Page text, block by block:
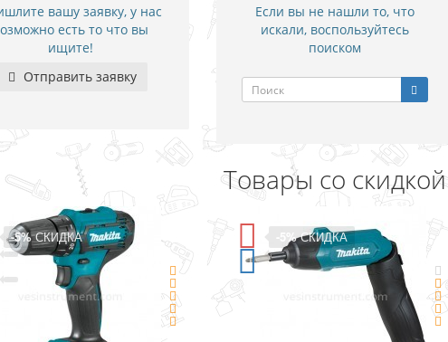
вашу заявку, у нас
есть то что вы
ищите!
Отправить заявку
Если вы не нашли то, что
искали, воспользуйтесь
поиском
Товары со скидкой
-5%СКИДКА -15%СКИДКА